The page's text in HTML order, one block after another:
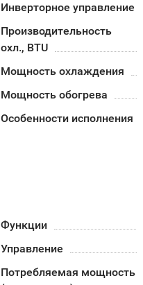
Инверторное управление
Производительность
охл., BTU
Мощность охлаждения
Мощность обогрева
Особенности исполнения
Функции
Управление
Потребляемая мощность